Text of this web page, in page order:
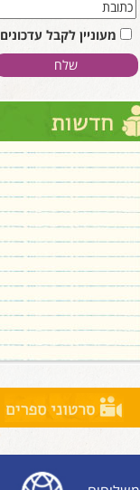
מעוניין לקבל עדכונים